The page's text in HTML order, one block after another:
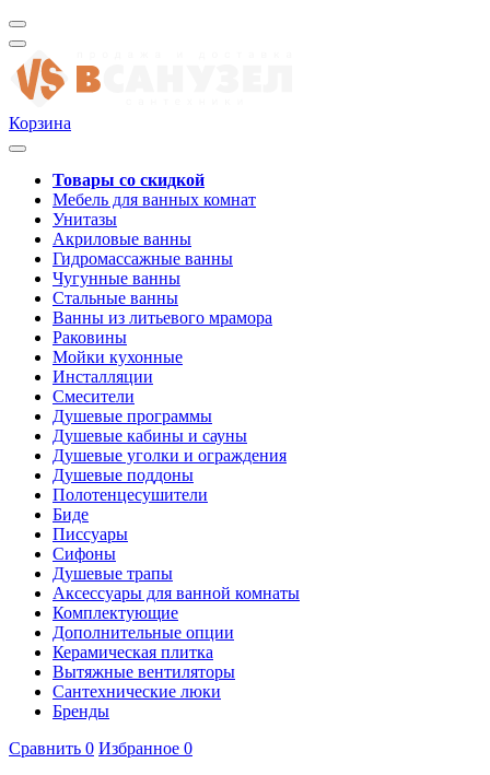
Корзина
Товары со скидкой
Мебель для ванных комнат
Унитазы
Акриловые ванны
Гидромассажные ванны
Чугунные ванны
Стальные ванны
Ванны из литьевого мрамора
Раковины
Мойки кухонные
Инсталляции
Смесители
Душевые программы
Душевые кабины и сауны
Душевые уголки и ограждения
Душевые поддоны
Полотенцесушители
Биде
Писсуары
Сифоны
Душевые трапы
Аксессуары для ванной комнаты
Комплектующие
Дополнительные опции
Керамическая плитка
Вытяжные вентиляторы
Сантехнические люки
Бренды
Сравнить 0 Избранное 0